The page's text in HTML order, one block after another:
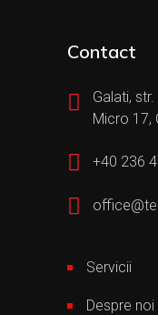
Contact
Galati,
Micro 17,
+40 236
Servicii
Despre noi